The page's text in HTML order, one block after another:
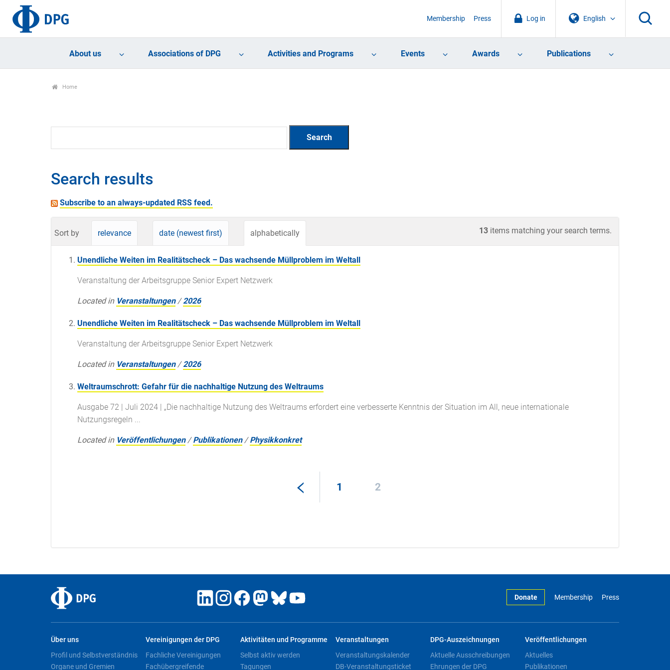
English
Log in
Membership Press
About us Associations of DPG Activities and Programs Events Awards Publications
Home
Search results
Subscribe to an always-updated RSS feed.
13 items matching your search terms.
Sort by relevance date (newest first) alphabetically
Unendliche Weiten im Realitätscheck – Das wachsende Müllproblem im Weltall
Veranstaltung der Arbeitsgruppe Senior Expert Netzwerk
Located in Veranstaltungen /2026
Unendliche Weiten im Realitätscheck – Das wachsende Müllproblem im Weltall
Veranstaltung der Arbeitsgruppe Senior Expert Netzwerk
Located in Veranstaltungen /2026
Weltraumschrott: Gefahr für die nachhaltige Nutzung des Weltraums
Ausgabe 72 | Juli 2024 | „Die nachhaltige Nutzung des Weltraums erfordert eine verbesserte Kenntnis der Situation im All, neue internationale
Nutzungsregeln ...
Located in Veröffentlichungen /Publikationen /Physikkonkret
1 2
Donate Membership Press
Über uns
Profil und Selbstverständnis
Organe und Gremien
Vereinigungen der DPG
Fachliche Vereinigungen
Fachübergreifende
Aktivitäten und Programme
Selbst aktiv werden
Tagungen
Veranstaltungen
Veranstaltungskalender
DB-Veranstaltungsticket
DPG-Auszeichnungen
Aktuelle Ausschreibungen
Ehrungen der DPG
Veröffentlichungen
Aktuelles
Publikationen